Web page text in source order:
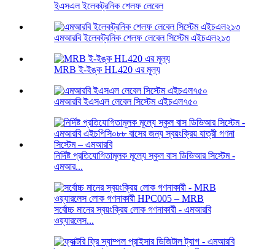
ইএসএল ইলেকট্রনিক শেলফ লেবেল
এমআরবি ইলেকট্রনিক শেলফ লেবেল সিস্টেম এইচএল২১৩
MRB ই-ইঙ্ক HL420 এর মূল্য
এমআরবি ইএসএল লেবেল সিস্টেম এইচএল৭৫০
নির্দিষ্ট প্রতিযোগিতামূলক মূল্যে স্কুল বাস ডিভিআর সিস্টেম -
এমআর...
সর্বোচ্চ মানের স্বয়ংক্রিয় লোক গণনাকারী - এমআরবি
ওয়্যারলেস...